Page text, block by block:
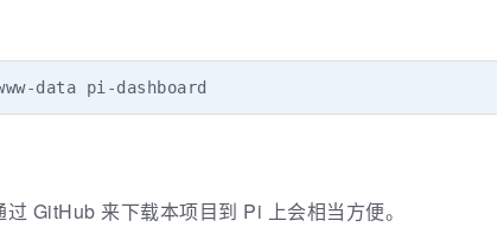
data pi-dashboard
GitHub 来下载本项目到 Pi 上会相当方便。